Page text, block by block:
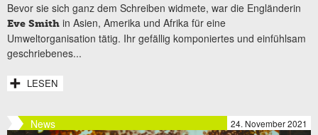
Bevor sie sich ganz dem Schreiben widmete, war die Engländerin
Eve Smith in Asien, Amerika und Afrika für eine
Umweltorganisation tätig. Ihr gefällig komponiertes und einfühlsam
geschriebenes...
LESEN
News 24. November 2021